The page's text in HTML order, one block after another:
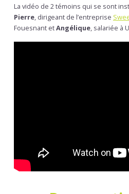
La vidéo de 2 témoins qui se sont
Pierre, dirigeant de l’entreprise
Fouesnant etAngélique, salariée à